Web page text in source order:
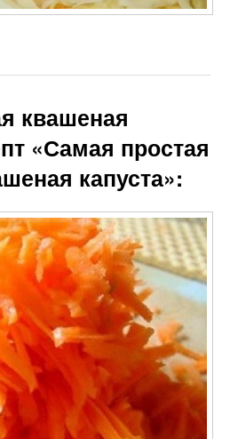
квашеная
«Самая простая
капуста»: